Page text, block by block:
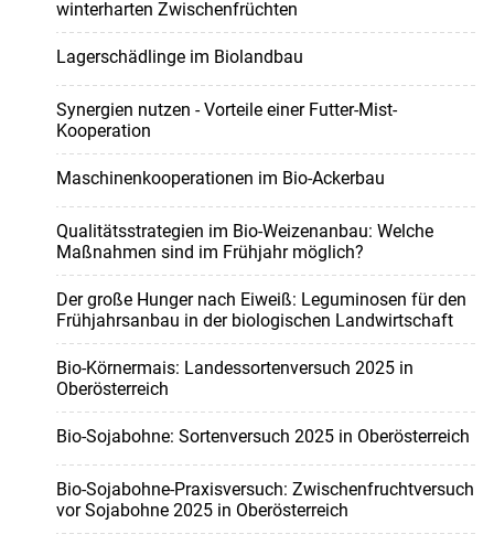
winterharten Zwischenfrüchten
Lagerschädlinge im Biolandbau
Synergien nutzen - Vorteile einer Futter-Mist-
Kooperation
Maschinenkooperationen im Bio-Ackerbau
Qualitätsstrategien im Bio-Weizenanbau: Welche
Maßnahmen sind im Frühjahr möglich?
Der große Hunger nach Eiweiß: Leguminosen für den
Frühjahrsanbau in der biologischen Landwirtschaft
Bio-Körnermais: Landessortenversuch 2025 in
Oberösterreich
Bio-Sojabohne: Sortenversuch 2025 in Oberösterreich
Bio-Sojabohne-Praxisversuch: Zwischenfruchtversuch
vor Sojabohne 2025 in Oberösterreich